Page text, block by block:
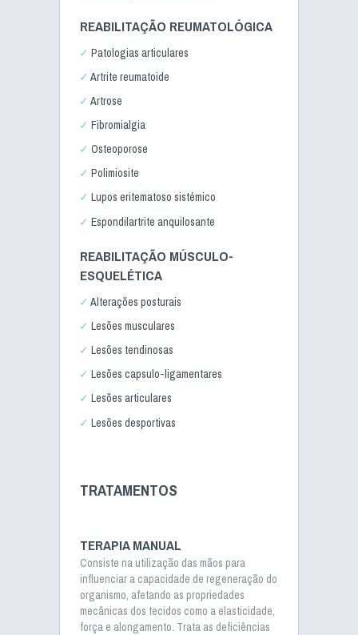
REABILITAÇÃO REUMATOLÓGICA
Patologias articulares
Artrite reumatoide
Artrose
Fibromialgia
Osteoporose
Polimiosite
Lupos eritematoso sistémico
Espondilartrite anquilosante
REABILITAÇÃO MÚSCULO-
ESQUELÉTICA
Alterações posturais
Lesões musculares
Lesões tendinosas
Lesões capsulo-ligamentares
Lesões articulares
Lesões desportivas
TRATAMENTOS
TERAPIA MANUAL
Consiste na utilização das mãos para
influenciar a capacidade de regeneração do
organismo, afetando as propriedades
mecânicas dos tecidos como a elasticidade,
força e alongamento. Trata as deficiências